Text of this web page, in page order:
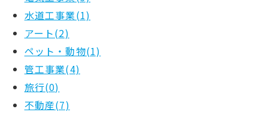
水道工事業(1)
アート(2)
ペット・動物(1)
管工事業(4)
旅行(0)
不動産(7)